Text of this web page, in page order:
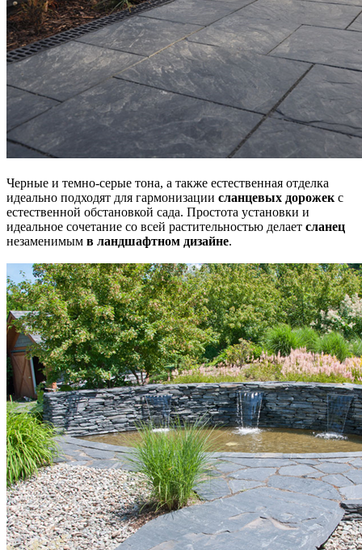
Черные и темно-серые тона, а также естественная отделка
идеально подходят для гармонизации сланцевых дорожек с
естественной обстановкой сада. Простота установки и
идеальное сочетание со всей растительностью делает сланец
незаменимым в ландшафтном дизайне.